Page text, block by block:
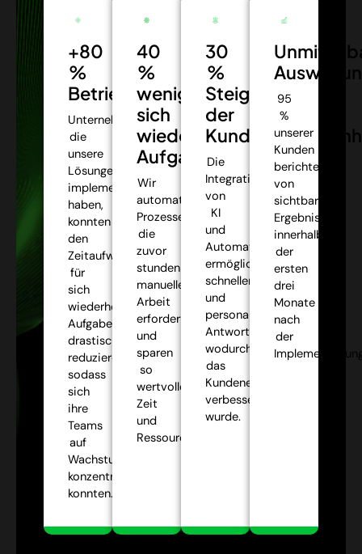
+80
%
Betriebseffizienz:
Unternehmen,
die
unsere
Lösungen
implementiert
haben,
konnten
den
Zeitaufwand
für
sich
wiederholende
Aufgaben
drastisch
reduzieren,
sodass
sich
ihre
Teams
auf
Wachstumsstrategien
konzentrieren
konnten.
40
%
weniger
sich
wiederholende
Aufgaben:
Wir
automatisieren
Prozesse,
die
zuvor
stundenlange
manuelle
Arbeit
erforderten,
und
sparen
so
wertvolle
Zeit
und
Ressourcen.
30
%
Steigerung
der
Die
Integration
von
KI
und
Automatisierung
ermöglichte
schnellere
und
personalisiertere
Antworten,
wodurch
das
Kundenerlebnis
verbessert
wurde.
95
%
unserer
Kunden
berichteten
von
sichtbaren
Ergebnissen
innerhalb
der
ersten
drei
Monate
nach
der